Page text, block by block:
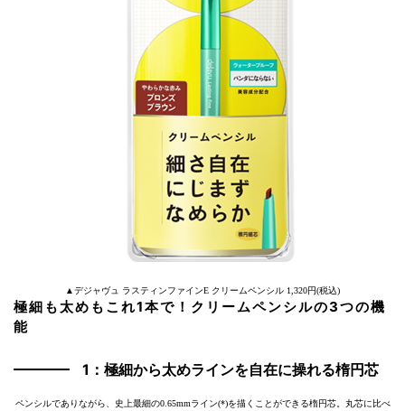
▲デジャヴュ ラスティンファインE クリームペンシル 1,320円(税込)
極細も太めもこれ1本で！クリームペンシルの3つの機
能
1：極細から太めラインを自在に操れる楕円芯
ペンシルでありながら、史上最細の0.65mmライン(*)を描くことができる楕円芯。丸芯に比べ